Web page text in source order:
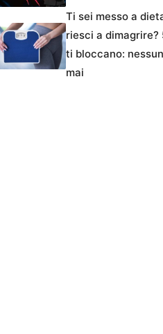
Ti sei messo a
riesci a
ti bloccano:
mai